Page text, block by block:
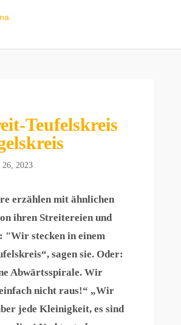
Teufelskreis
26, 2023
erzählen mit ähnlichen
ihren Streitereien und
"Wir stecken in einem
sagen sie. Oder:
Abwärtsspirale. Wir
nicht raus!“ „Wir
jede Kleinigkeit, es sind